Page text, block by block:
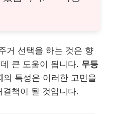
거 선택을 하는 것은 향
큰 도움이 됩니다. 무등
의 특성은 이러한 고민을
책이 될 것입니다.